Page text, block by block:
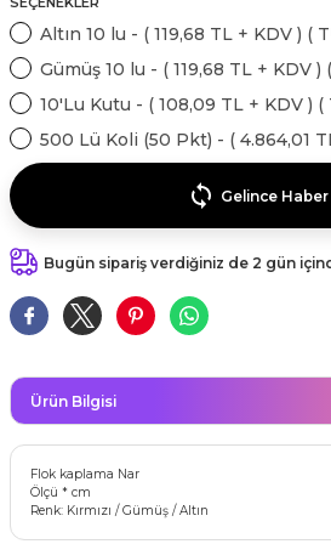
Veda Parti Malzemeleri
Günü
Süsleri
VE NİKAH Şekeri SARF
İlk dişim
süsleri
modelleri (süslü
Malzemeleri
Taş Baskı Ürünleri
Altın 10 lu - ( 119,68 TL + KDV ) (
Gümüş 10 lu - ( 119,68 TL + KDV )
10'Lu Kutu - ( 108,09 TL + KDV ) (
500 Lü Koli (50 Pkt) - ( 4.864,01
Gelince Haber
Bugün sipariş verdiğiniz de 2 gün
Ürün Bilgisi
Flok kaplama Nar
Ölçü * cm
Renk: Kırmızı / Gümüş / Altın